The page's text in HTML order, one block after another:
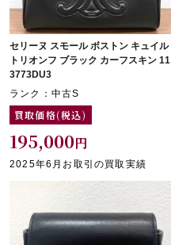
セリーヌ スモール ボストン キュイル
トリオンフ ブラック カーフスキン 11
3773DU3
ランク：中古S
買取価格(税込)
195,000円
2025年6月お取引の買取実績